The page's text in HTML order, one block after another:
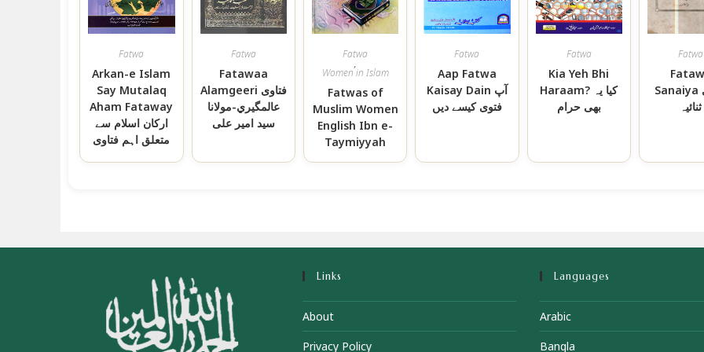
Fatwa
Arkan-e Islam
Say Mutalaq
Aham Fataway
ارکان اسلام سے
متعلق اہم فتاوی
Fatwa
Fatawaa
Alamgeeri فتاوى
عالمگيري-مولانا
سید امیر علی
Fatwa
,
Women in Islam
Fatwas of
Muslim Women
English Ibn e-
Taymiyyah
Fatwa
Aap Fatwa
Kaisay Dain آپ
فتوی کیسے دیں
Fatwa
Kia Yeh Bhi
Haraam? کیا یہ
بھی حرام
Fatwa
Sanaiya فتاویٰ
ثنائیہ
Links
About
Privacy Policy
Languages
Arabic
Bangla